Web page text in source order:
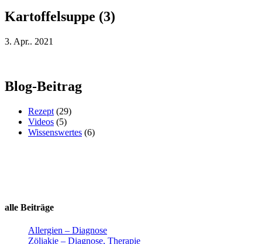
Kartoffelsuppe (3)
3. Apr.. 2021
Blog-Beitrag
Rezept (29)
Videos (5)
Wissenswertes (6)
alle Beiträge
Allergien – Diagnose
Zöliakie – Diagnose, Therapie